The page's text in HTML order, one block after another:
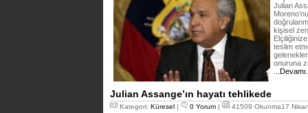
Julian
kişisel
teslim
onuruna
Julian Assange’ın hayatı tehlikede
Kategori: Küresel | 0 Yorum | 41509 Okunma17